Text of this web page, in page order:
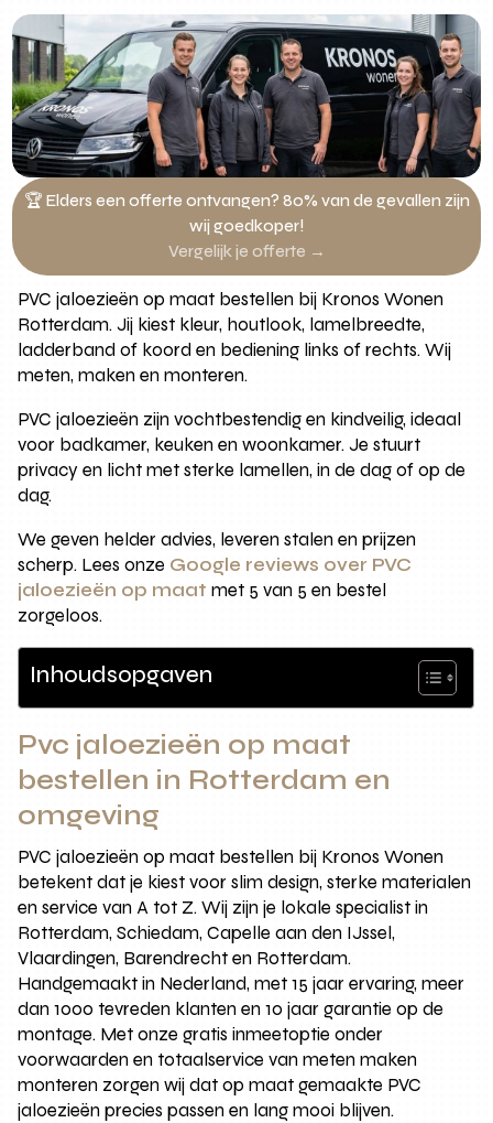
🏆 Elders een offerte ontvangen? 80% van de gevallen zijn
wij goedkoper!
Vergelijk je offerte →
PVC jaloezieën op maat bestellen bij Kronos Wonen
Rotterdam. Jij kiest kleur, houtlook, lamelbreedte,
ladderband of koord en bediening links of rechts. Wij
meten, maken en monteren.
PVC jaloezieën zijn vochtbestendig en kindveilig, ideaal
voor badkamer, keuken en woonkamer. Je stuurt
privacy en licht met sterke lamellen, in de dag of op de
dag.
We geven helder advies, leveren stalen en prijzen
scherp. Lees onze Google reviews over PVC
jaloezieën op maat met 5 van 5 en bestel
zorgeloos.
Inhoudsopgaven
Pvc jaloezieën op maat
bestellen in Rotterdam en
omgeving
PVC jaloezieën op maat bestellen bij Kronos Wonen
betekent dat je kiest voor slim design, sterke materialen
en service van A tot Z. Wij zijn je lokale specialist in
Rotterdam, Schiedam, Capelle aan den IJssel,
Vlaardingen, Barendrecht en Rotterdam.
Handgemaakt in Nederland, met 15 jaar ervaring, meer
dan 1000 tevreden klanten en 10 jaar garantie op de
montage. Met onze gratis inmeetoptie onder
voorwaarden en totaalservice van meten maken
monteren zorgen wij dat op maat gemaakte PVC
jaloezieën precies passen en lang mooi blijven.